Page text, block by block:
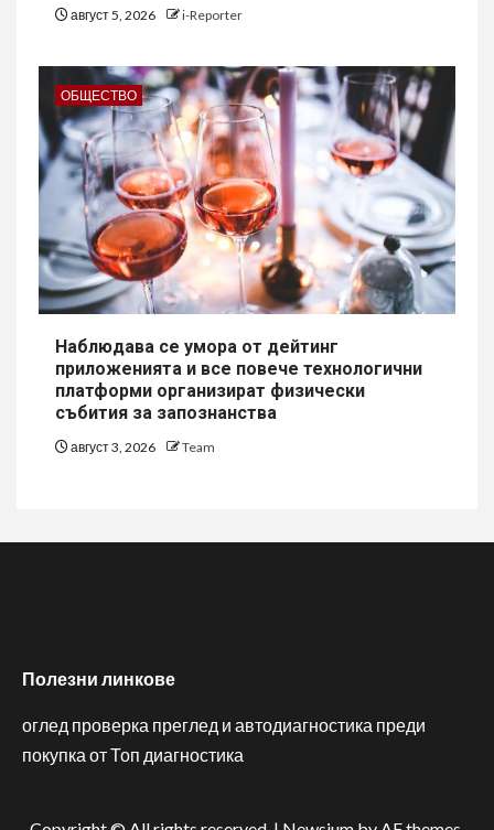
август 5, 2026 i-Reporter
ОБЩЕСТВО
Наблюдава се умора от дейтинг
приложенията и все повече технологични
платформи организират физически
събития за запознанства
август 3, 2026 Team
Полезни линкове
оглед проверка преглед и автодиагностика преди
покупка от Топ диагностика